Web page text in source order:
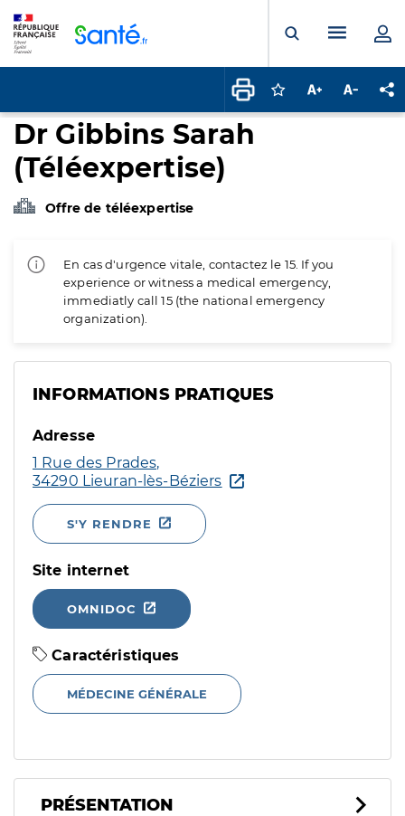
Ouvrir laMenu
Connectez-vous
Augmenter la
Dr Gibbins Sarah
(Téléexpertise)
Offre de téléexpertise
En cas d'urgence vitale, contactez le 15. If you
experience or witness a medical emergency,
immediatly call 15 (the national emergency
organization).
INFORMATIONS PRATIQUES
Adresse
1 Rue des Prades,
34290 Lieuran-lès-Béziers
S'Y RENDRE
Site internet
OMNIDOC
Caractéristiques
MÉDECINE GÉNÉRALE
PRÉSENTATION